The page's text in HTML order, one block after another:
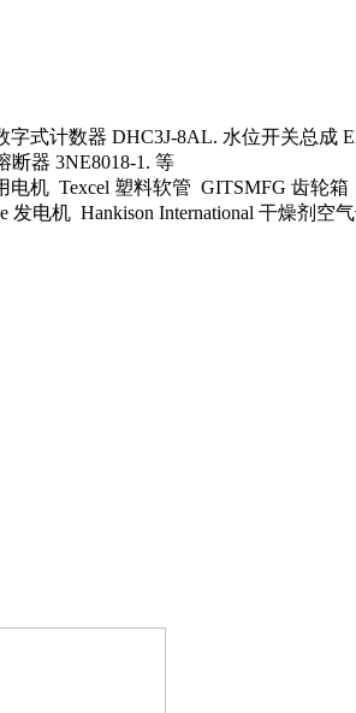
字式计数器 DHC3J-8AL. 水位开关总成
断器 3NE8018-1. 等
机 Texcel 塑料软管 GITSMFG 齿轮箱
电机 Hankison International 干燥剂空